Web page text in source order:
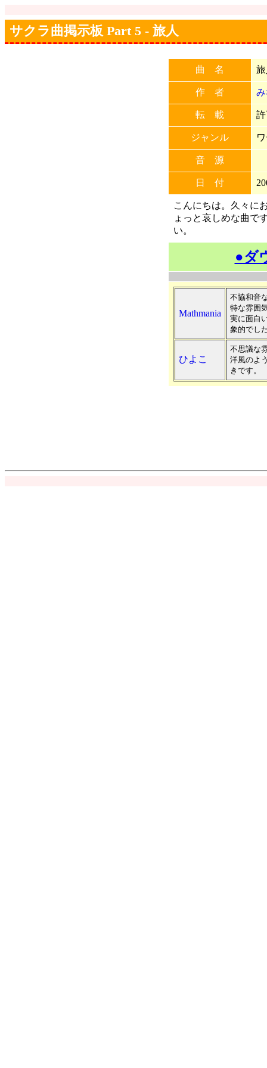
サクラ曲掲示板 Part 5 - 旅人
曲 名
作 者
転 載
ジャンル
音 源
日 付
こんにちは。久々に
ょっと哀しめな曲で
い。
●ダ
Mathmania
不協和音
特な雰囲
実に面白
象的でし
ひよこ
不思議な
洋風のよ
きです。